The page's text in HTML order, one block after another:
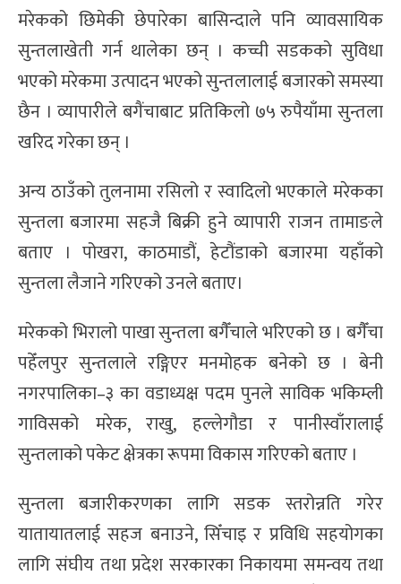
मरेकको छिमेकी छेपारेका बासिन्दाले पनि व्यावसायिक
सुन्तलाखेती गर्न थालेका छन् । कच्ची सडकको सुविधा
भएको मरेकमा उत्पादन भएको सुन्तलालाई बजारको समस्या
छैन । व्यापारीले बगैंचाबाट प्रतिकिलो ७५ रुपैयाँमा सुन्तला
खरिद गरेका छन् ।
अन्य ठाउँको तुलनामा रसिलो र स्वादिलो भएकाले मरेकका
सुन्तला बजारमा सहजै बिक्री हुने व्यापारी राजन तामाङले
बताए । पोखरा, काठमाडौं, हेटौंडाको बजारमा यहाँको
सुन्तला लैजाने गरिएको उनले बताए।
मरेकको भिरालो पाखा सुन्तला बगैँचाले भरिएको छ । बगैँचा
पहेँलपुर सुन्तलाले रङ्गिएर मनमोहक बनेको छ । बेनी
नगरपालिका–३ का वडाध्यक्ष पदम पुनले साविक भकिम्ली
गाविसको मरेक, राखु, हल्लेगौडा र पानीस्वाँरालाई
सुन्तलाको पकेट क्षेत्रका रूपमा विकास गरिएको बताए ।
सुन्तला बजारीकरणका लागि सडक स्तरोन्नति गरेर
यातायातलाई सहज बनाउने, सिँचाइ र प्रविधि सहयोगका
लागि संघीय तथा प्रदेश सरकारका निकायमा समन्वय तथा